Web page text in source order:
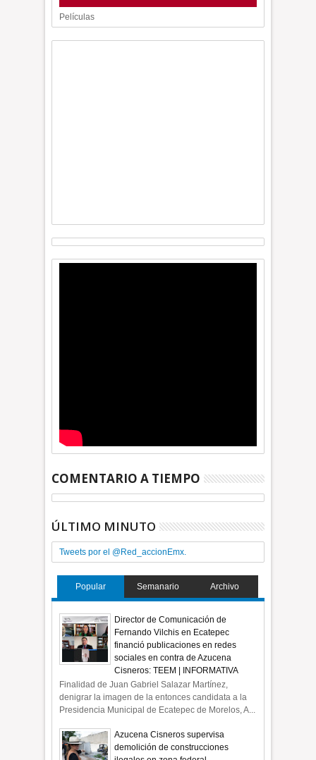
Películas
COMENTARIO A TIEMPO
ÚLTIMO MINUTO
Tweets por el @Red_accionEmx.
Popular Semanario Archivo
Director de Comunicación de
Fernando Vilchis en Ecatepec
financió publicaciones en redes
sociales en contra de Azucena
Cisneros: TEEM | INFORMATIVA
Finalidad de Juan Gabriel Salazar Martínez,
denigrar la imagen de la entonces candidata a la
Presidencia Municipal de Ecatepec de Morelos, A...
Azucena Cisneros supervisa
demolición de construcciones